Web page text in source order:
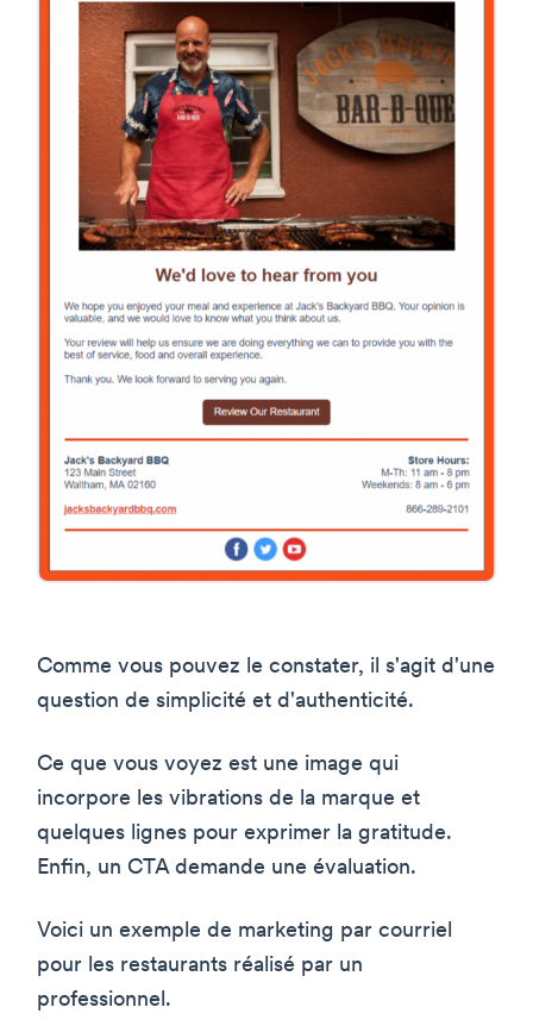
Comme vous pouvez le constater, il s'agit d'une
question de simplicité et d'authenticité.
Ce que vous voyez est une image qui
incorpore les vibrations de la marque et
quelques lignes pour exprimer la gratitude.
Enfin, un CTA demande une évaluation.
Voici un exemple de marketing par courriel
pour les restaurants réalisé par un
professionnel.